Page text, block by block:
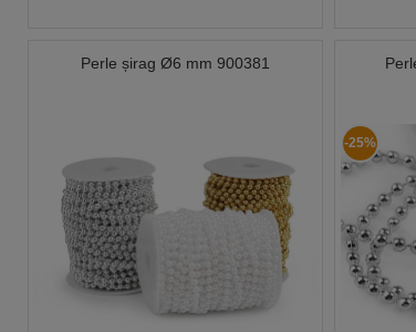
Perle șirag Ø6 mm 900381
-25%